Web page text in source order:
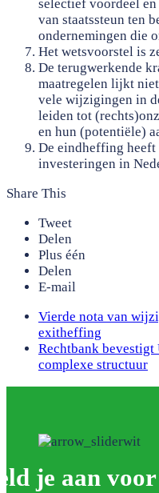
selectief voordeel
van staatssteun ten
ondernemingen die
Het wetsvoorstel is
De terugwerkende
maatregelen lijkt
vele wijzigingen in
leiden tot
en hun (potentiële)
De eindheffing heeft
investeringen in
Share This
Tweet
Delen
Plus één
Delen
E-mail
previous
post:
Vierde nota van
exitheffing
next
post:
Rechtbank bevestigt
complexe structuur
je aan voor